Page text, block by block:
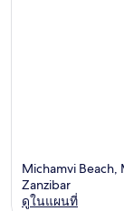
Michamvi Beach,
Zanzibar
ดูในแผนที่